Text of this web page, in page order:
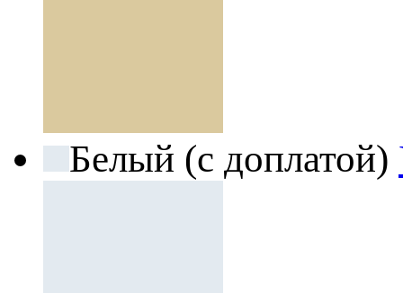
Белый (с доплатой)